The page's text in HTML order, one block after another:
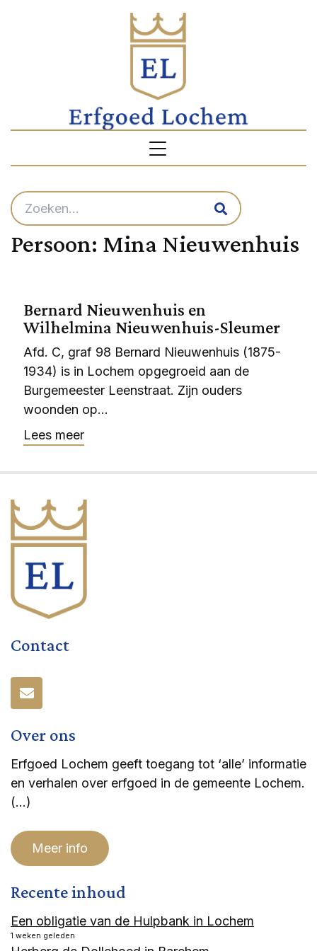
Persoon: Mina Nieuwenhuis
Bernard Nieuwenhuis en
Wilhelmina Nieuwenhuis-Sleumer
Afd. C, graf 98 Bernard Nieuwenhuis (1875-
1934) is in Lochem opgegroeid aan de
Burgemeester Leenstraat. Zijn ouders
woonden op...
Lees meer
Contact
Over ons
Erfgoed Lochem geeft toegang tot ‘alle’ informatie
en verhalen over erfgoed in de gemeente Lochem.
(…)
Meer info
Recente inhoud
Een obligatie van de Hulpbank in Lochem
1 weken geleden